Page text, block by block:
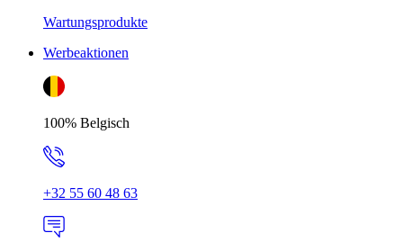
Wartungsprodukte
Werbeaktionen
100% Belgisch
+32 55 60 48 63